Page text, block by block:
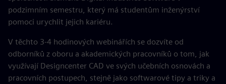
podzimním semestru, který má studentům inženýrství
pomoci urychlit jejich kariéru.
V těchto 3-4 hodinových webinářích se dozvíte od
odborníků z oboru a akademických pracovníků o tom, jak
využívají Designcenter CAD ve svých učebních osnovách a
pracovních postupech, stejně jako softwarové tipy a triky a